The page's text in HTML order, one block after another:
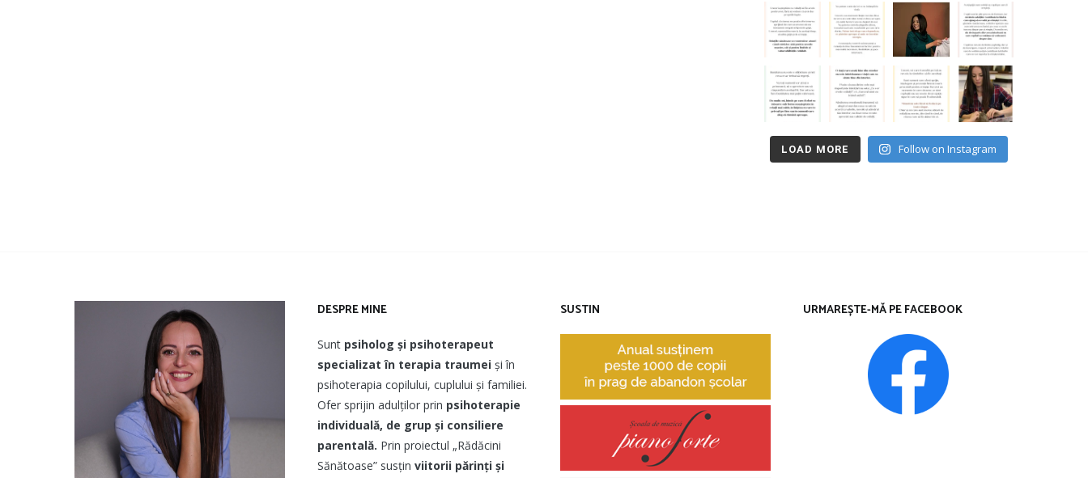
LOAD MORE Follow on Instagram
DESPRE MINE
Sunt psiholog și psihoterapeut
specializat în terapia traumei și în
psihoterapia copilului, cuplului și familiei.
Ofer sprijin adulților prin psihoterapie
individuală, de grup și consiliere
parentală. Prin proiectul „Rădăcini
Sănătoase” susțin viitorii părinți și
SUSTIN URMAREȘTE-MĂ PE FACEBOOK